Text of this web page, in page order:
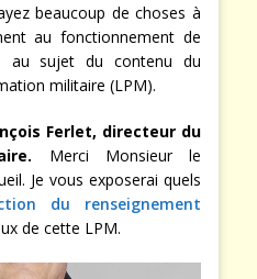
beaucoup de choses à
au fonctionnement de
au sujet du contenu du
militaire (LPM).
Ferlet, directeur du
Merci Monsieur le
Je vous exposerai quels
du renseignement
de cette LPM.